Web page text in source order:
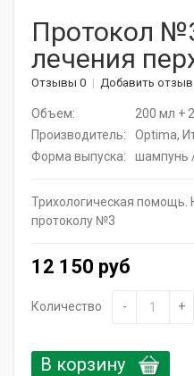
Актуальная косметика для
Витамины для волос
Расчески
Средства для укладки
Протокол
лечения
Отзывы 0 Добавить отзыв
Объем:
200 мл +
Производитель:
Optima,
Форма выпуска:
шампунь
Трихологическая помощь.
протоколу №3
12 150 руб
Количество - +
В корзину